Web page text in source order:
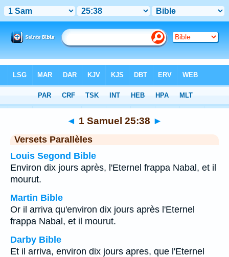
Chapitre 25 > Verset 38
◄ 1 Samuel 25:38 ►
Versets Parallèles
Louis Segond Bible
Environ dix jours après, l'Eternel frappa Nabal, et il
mourut.
Martin Bible
Or il arriva qu'environ dix jours après l'Eternel
frappa Nabal, et il mourut.
Darby Bible
Et il arriva, environ dix jours apres, que l'Eternel